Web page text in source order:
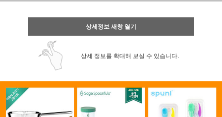
상세정보 새창 열기
상세 정보를 확대해 보실 수 있습니다.